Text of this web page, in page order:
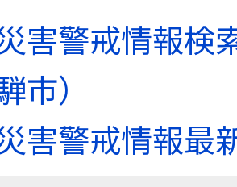
害警戒情報検
市）
害警戒情報最